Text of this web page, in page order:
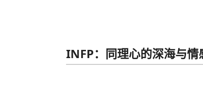
INFP：同理心的深海与情